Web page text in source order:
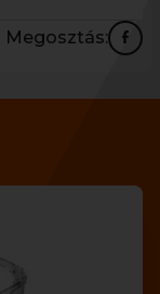
Megosztás: